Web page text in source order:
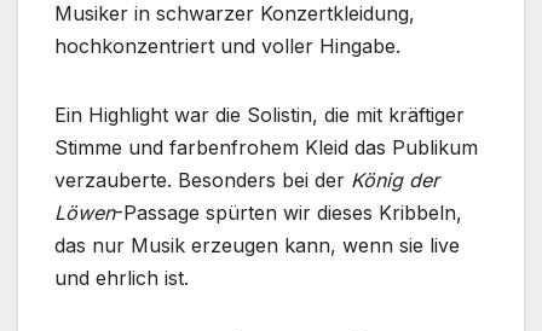
Musiker in schwarzer Konzertkleidung,
hochkonzentriert und voller Hingabe.
Ein Highlight war die Solistin, die mit kräftiger
Stimme und farbenfrohem Kleid das Publikum
verzauberte. Besonders bei der König der
Löwen-Passage spürten wir dieses Kribbeln,
das nur Musik erzeugen kann, wenn sie live
und ehrlich ist.